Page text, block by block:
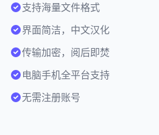
支持海量文件格式
界面简洁，中文汉化
传输加密，阅后即焚
电脑手机全平台支持
无需注册账号